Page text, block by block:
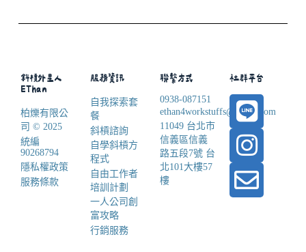
斜槓外星人
EThan
柏爍有限公
司 © 2025
統編
90268794
隱私權政策
服務條款
服務資訊
自我探索套
餐
斜槓諮詢
自學斜槓方
程式
自由工作者
培訓計劃
一人公司創
富攻略
行銷服務
聯繫方式
0938-087151
ethan4workstuffs@gmail.com
11049 台北市
信義區信義
路五段7號 台
北101大樓57
樓
社群平台